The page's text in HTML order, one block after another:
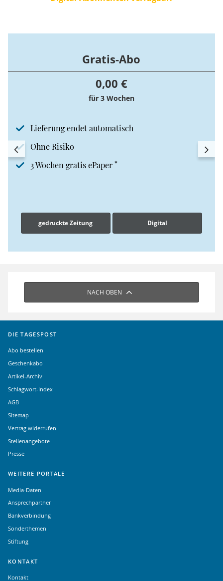
Gratis-Abo
0,00 €
für 3 Wochen
Lieferung endet automatisch
Ohne Risiko
3 Wochen gratis ePaper *
gedruckte Zeitung Digital
NACH OBEN
DIE TAGESPOST
Abo bestellen
Geschenkabo
Artikel-Archiv
Schlagwort-Index
AGB
Sitemap
Vertrag widerrufen
Stellenangebote
Presse
WEITERE PORTALE
Media-Daten
Ansprechpartner
Bankverbindung
Sonderthemen
Stiftung
KONTAKT
Kontakt